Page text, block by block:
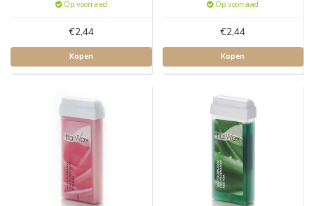
Op voorraad
€2,44
Kopen
Op voorraad
€2,44
Kopen